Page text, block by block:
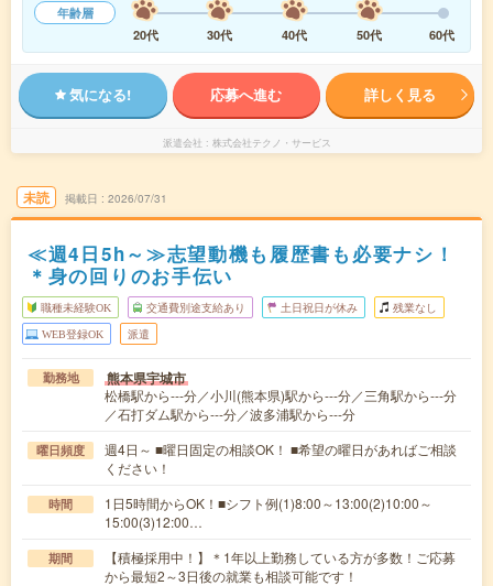
年齢層
20代
30代 40代 50代 60代
気になる! 応募へ進む 詳しく見る
派遣会社 株式会社テクノ・サービス
未読 掲載日 2026/07/31
≪週4日5h～≫志望動機も履歴書も必要ナシ！
＊身の回りのお手伝い
職種未経験OK 交通費別途支給あり 土日祝日が休み 残業なし
WEB登録OK 派遣
勤務地 熊本県宇城市
松橋駅から---分／小川(熊本県)駅から---分／三角駅から---分
／石打ダム駅から---分／波多浦駅から---分
曜日頻度
週4日～ ■曜日固定の相談OK！ ■希望の曜日があればご相談
ください！
時間
1日5時間からOK！■シフト例(1)8:00～13:00(2)10:00～
15:00(3)12:00…
期間
【積極採用中！】＊1年以上勤務している方が多数！ご応募
から最短2～3日後の就業も相談可能です！